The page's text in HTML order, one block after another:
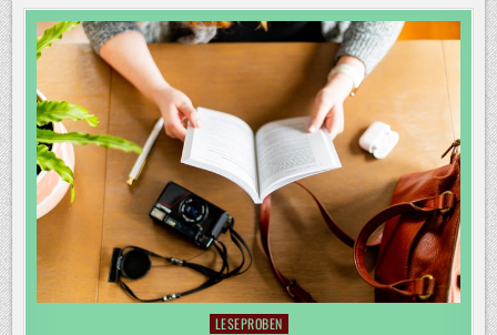
Posted
LESEPROBEN